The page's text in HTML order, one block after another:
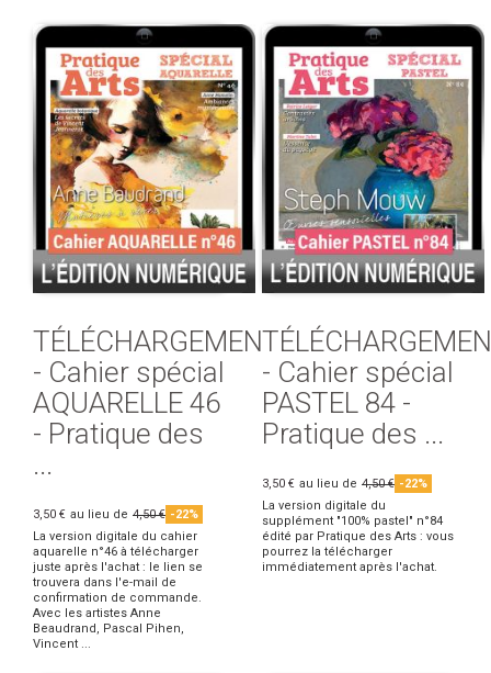
TÉLÉCHARGEMENT
- Cahier spécial
AQUARELLE 46
- Pratique des
...
3,50 € au lieu de 4,50 € -22%
La version digitale du cahier
aquarelle n°46 à télécharger
juste après l'achat : le lien se
trouvera dans l'e-mail de
confirmation de commande.
Avec les artistes Anne
Beaudrand, Pascal Pihen,
Vincent ...
- Cahier spécial
PASTEL 84 -
Pratique des ...
3,50 € au lieu de 4,50 € -22%
La version digitale du
supplément "100% pastel" n°84
édité par Pratique des Arts : vous
pourrez la télécharger
immédiatement après l'achat.